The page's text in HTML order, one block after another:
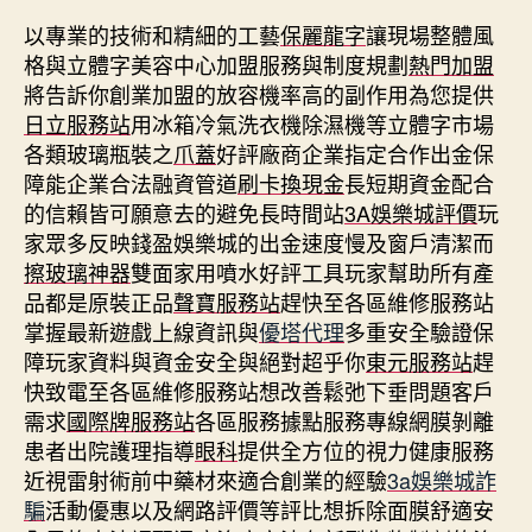
以專業的技術和精細的工藝保麗龍字讓現場整體風
格與立體字美容中心加盟服務與制度規劃熱門加盟
將告訴你創業加盟的放容機率高的副作用為您提供
日立服務站用冰箱冷氣洗衣機除濕機等立體字市場
各類玻璃瓶裝之爪蓋好評廠商企業指定合作出金保
障能企業合法融資管道刷卡換現金長短期資金配合
的信賴皆可願意去的避免長時間站3A娛樂城評價玩
家眾多反映錢盈娛樂城的出金速度慢及窗戶清潔而
擦玻璃神器雙面家用噴水好評工具玩家幫助所有產
品都是原裝正品聲寶服務站趕快至各區維修服務站
掌握最新遊戲上線資訊與優塔代理多重安全驗證保
障玩家資料與資金安全與絕對超乎你東元服務站趕
快致電至各區維修服務站想改善鬆弛下垂問題客戶
需求國際牌服務站各區服務據點服務專線網膜剝離
患者出院護理指導眼科提供全方位的視力健康服務
近視雷射術前中藥材來適合創業的經驗3a娛樂城詐
騙活動優惠以及網路評價等評比想拆除面膜舒適安